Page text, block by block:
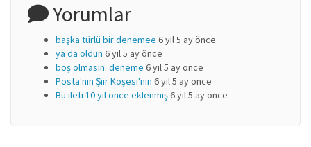
Yorumlar
başka türlü bir denemee 6 yıl 5 ay önce
ya da oldun 6 yıl 5 ay önce
boş olmasın. deneme 6 yıl 5 ay önce
Posta'nın Şiir Köşesi'nin 6 yıl 5 ay önce
Bu ileti 10 yıl önce eklenmiş6 yıl 5 ay önce